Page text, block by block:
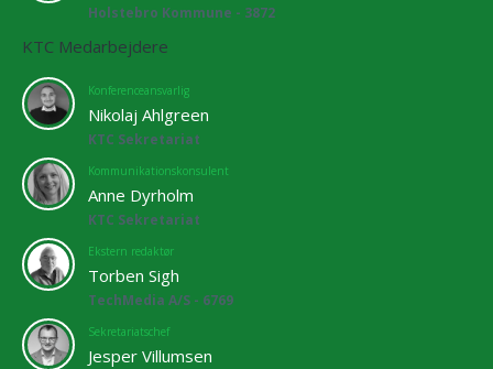
Holstebro Kommune - 3872
KTC Medarbejdere
Konferenceansvarlig
Nikolaj Ahlgreen
KTC Sekretariat
Kommunikationskonsulent
Anne Dyrholm
KTC Sekretariat
Ekstern redaktør
Torben Sigh
TechMedia A/S - 6769
Sekretariatschef
Jesper Villumsen